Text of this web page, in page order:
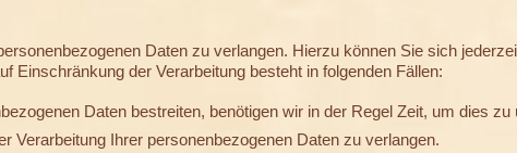
Daten zu verlangen. Hierzu können Sie sich
Einschränkung der Verarbeitung besteht in folgenden Fällen:
Daten bestreiten, benötigen wir in der Regel Zeit, um dies zu
Verarbeitung Ihrer personenbezogenen Daten zu verlangen.